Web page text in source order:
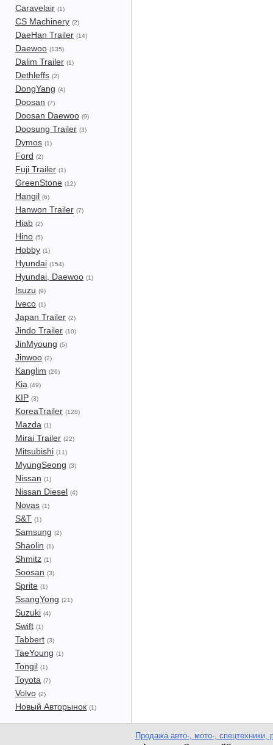
Caravelair (1)
CS Machinery (2)
DaeHan Trailer (14)
Daewoo (135)
Dalim Trailer (1)
Dethleffs (2)
DongYang (4)
Doosan (7)
Doosan Daewoo (9)
Doosung Trailer (3)
Dymos (1)
Ford (2)
Fuji Trailer (1)
GreenStone (12)
Hangil (6)
Hanwon Trailer (7)
Hiab (2)
Hino (5)
Hobby (1)
Hyundai (154)
Hyundai, Daewoo (1)
Isuzu (9)
Iveco (1)
Japan Trailer (2)
Jindo Trailer (10)
JinMyoung (5)
Jinwoo (2)
Kanglim (26)
Kia (49)
KIP (3)
KoreaTrailer (128)
Mazda (1)
Mirai Trailer (22)
Mitsubishi (11)
MyungSeong (3)
Nissan (1)
Nissan Diesel (4)
Novas (1)
S&T (1)
Samsung (2)
Shaolin (1)
Shmitz (1)
Soosan (3)
Sprite (1)
SsangYong (21)
Suzuki (4)
Swift (1)
Tabbert (3)
TaeYoung (1)
Tongil (1)
Toyota (7)
Volvo (2)
Новый Авторынок (1)
Продажа авто-, мото-, спецтехники,